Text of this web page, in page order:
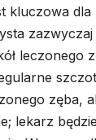
dla
leczonego
zęba,
lekarz